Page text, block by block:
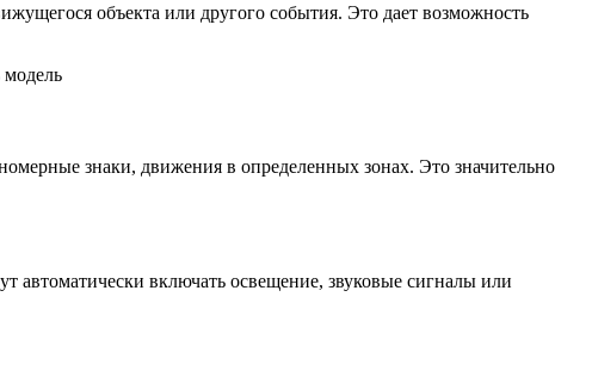
объекта или другого события. Это дает возможность
знаки, движения в определенных зонах. Это значительно
включать освещение, звуковые сигналы или